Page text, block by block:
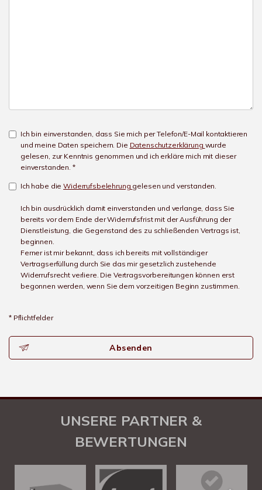
Ich bin einverstanden, dass Sie mich per Telefon/E-Mail kontaktieren
und meine Daten speichern. Die Datenschutzerklärung wurde
gelesen, zur Kenntnis genommen und ich erkläre mich mit dieser
einverstanden. *
Ich habe dieWiderrufsbelehrung gelesen und verstanden.
Ich bin ausdrücklich damit einverstanden und verlange, dass Sie
bereits vor dem Ende der Widerrufsfrist mit der Ausführung der
Dienstleistung, die Gegenstand des zu schließenden Vertrags ist,
beginnen.
Ferner ist mir bekannt, dass ich bereits mit vollständiger
Vertragserfüllung durch Sie das mir gesetzlich zustehende
Widerrufsrecht verliere. Die Vertragsvorbereitungen können erst
begonnen werden, wenn Sie dem vorzeitigen Beginn zustimmen.
* Pflichtfelder
Absenden
UNSERE PARTNER &
BEWERTUNGEN